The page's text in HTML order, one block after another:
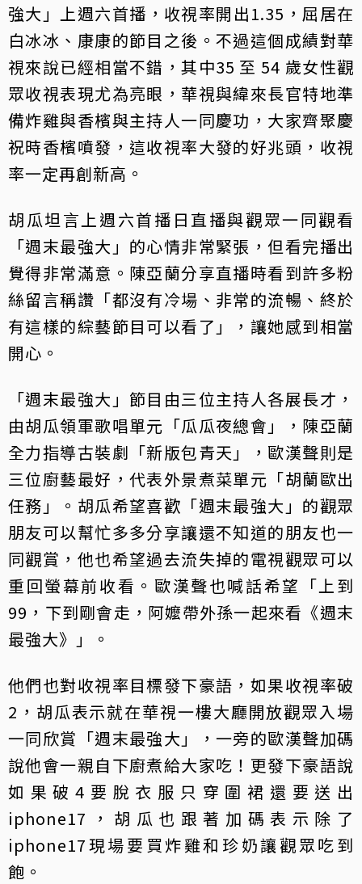
強大」上週六首播，收視率開出1.35，屈居在
白冰冰、康康的節目之後。不過這個成績對華
視來說已經相當不錯，其中35 至 54 歲女性觀
眾收視表現尤為亮眼，華視與緯來長官特地準
備炸雞與香檳與主持人一同慶功，大家齊聚慶
祝時香檳噴發，這收視率大發的好兆頭，收視
率一定再創新高。
胡瓜坦言上週六首播日直播與觀眾一同觀看
「週末最強大」的心情非常緊張，但看完播出
覺得非常滿意。陳亞蘭分享直播時看到許多粉
絲留言稱讚「都沒有冷場、非常的流暢、終於
有這樣的綜藝節目可以看了」，讓她感到相當
開心。
「週末最強大」節目由三位主持人各展長才，
由胡瓜領軍歌唱單元「瓜瓜夜總會」，陳亞蘭
全力指導古裝劇「新版包青天」，歐漢聲則是
三位廚藝最好，代表外景煮菜單元「胡蘭歐出
任務」。胡瓜希望喜歡「週末最強大」的觀眾
朋友可以幫忙多多分享讓還不知道的朋友也一
同觀賞，他也希望過去流失掉的電視觀眾可以
重回螢幕前收看。歐漢聲也喊話希望「上到
99，下到剛會走，阿嬤帶外孫一起來看《週末
最強大》」。
他們也對收視率目標發下豪語，如果收視率破
2，胡瓜表示就在華視一樓大廳開放觀眾入場
一同欣賞「週末最強大」，一旁的歐漢聲加碼
說他會一親自下廚煮給大家吃！更發下豪語說
如果破4要脫衣服只穿圍裙還要送出
iphone17，胡瓜也跟著加碼表示除了
iphone17現場要買炸雞和珍奶讓觀眾吃到
飽。